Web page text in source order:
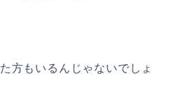
方もいるんじゃないでしょ